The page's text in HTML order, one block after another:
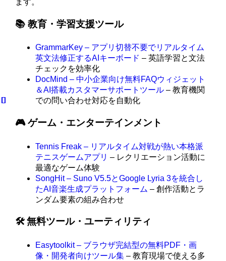
📚 教育・学習支援ツール
GrammarKey – アプリ切替不要でリアルタイム
英文法修正するAIキーボード – 英語学習と文法
チェックを効率化
DocMind – 中小企業向け無料FAQウィジェット
＆AI搭載カスタマーサポートツール – 教育機関
での問い合わせ対応を自動化
🎮 ゲーム・エンターテインメント
Tennis Freak – リアルタイム対戦が熱い本格派
テニスゲームアプリ – レクリエーション活動に
最適なゲーム体験
SongHit – Suno V5.5とGoogle Lyria 3を統合し
たAI音楽生成プラットフォーム – 創作活動とラ
ンダム要素の組み合わせ
🛠️ 無料ツール・ユーティリティ
Easytoolkit – ブラウザ完結型の無料PDF・画
像・開発者向けツール集 – 教育現場で使える多